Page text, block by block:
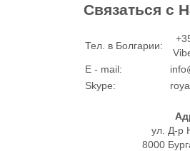
Связаться с
Тел. в Болгарии:
E - mail:
Skype:
ул. Д-р
8000